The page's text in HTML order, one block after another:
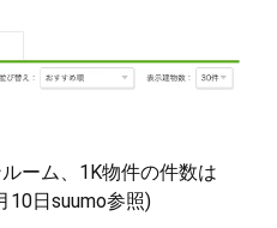
ーム、1K物件の件数は
10日suumo参照)